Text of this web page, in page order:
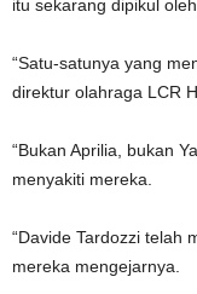
itu sekarang dipikul oleh
“Satu-satunya yang
direktur olahraga LCR
“Bukan Aprilia, bukan
menyakiti mereka.
“Davide Tardozzi telah
mereka mengejarnya.